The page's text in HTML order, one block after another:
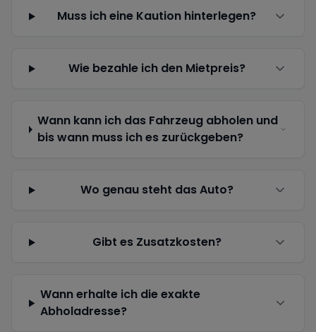
Muss ich eine Kaution hinterlegen?
Wie bezahle ich den Mietpreis?
Wann kann ich das Fahrzeug abholen und
bis wann muss ich es zurückgeben?
Wo genau steht das Auto?
Gibt es Zusatzkosten?
Wann erhalte ich die exakte
Abholadresse?